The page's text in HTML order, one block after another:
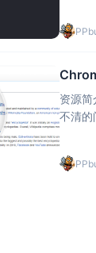
资源
不清的问题。 它通过显示缩放的图像，使所选区域详